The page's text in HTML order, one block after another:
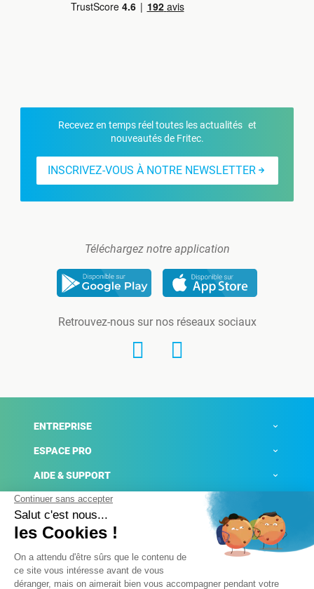
Recevez en temps réel toutes les actualités et
nouveautés de Fritec.
INSCRIVEZ-VOUS À NOTRE NEWSLETTER
Téléchargez notre application
Retrouvez-nous sur nos réseaux sociaux
ENTREPRISE
ESPACE PRO
AIDE & SUPPORT
ACTUALITÉS
Mentions légales